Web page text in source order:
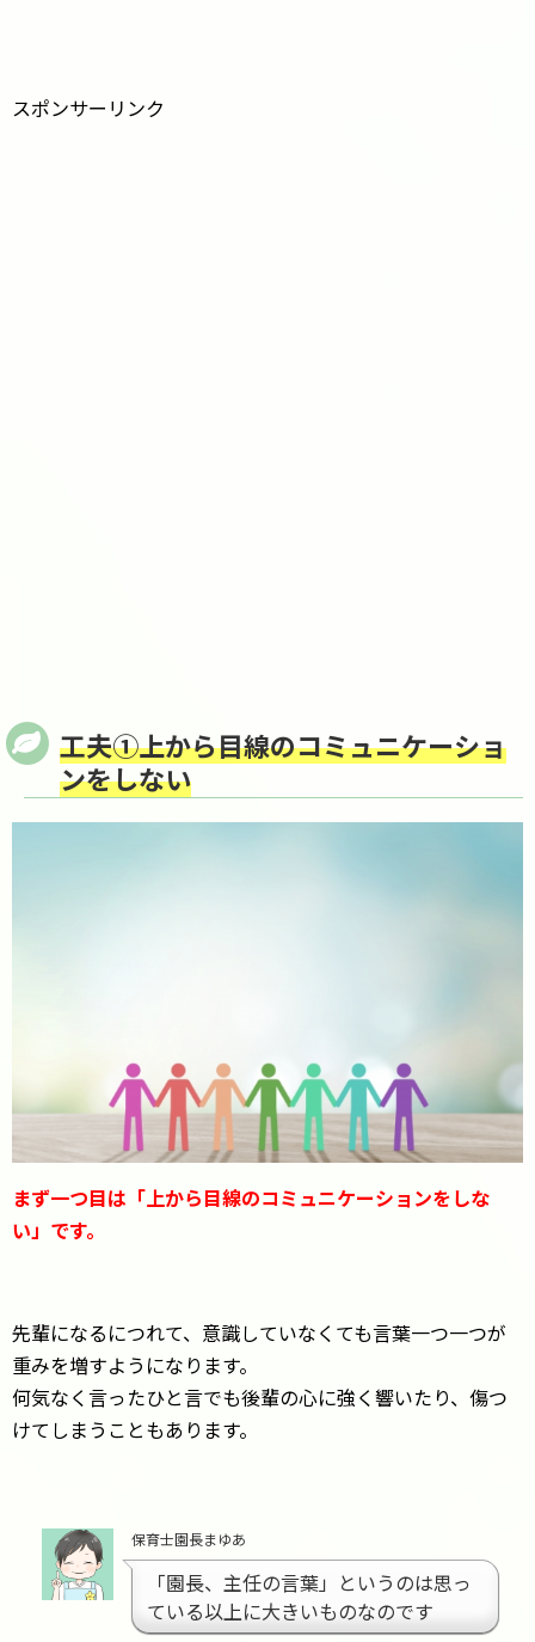
スポンサーリンク
工夫①上から目線のコミュニケーショ
ンをしない
まず一つ目は「上から目線のコミュニケーションをしな
い」です。
先輩になるにつれて、意識していなくても言葉一つ一つが
重みを増すようになります。
何気なく言ったひと言でも後輩の心に強く響いたり、傷つ
けてしまうこともあります。
保育士園長まゆあ
「園長、主任の言葉」というのは思っ
ている以上に大きいものなのです